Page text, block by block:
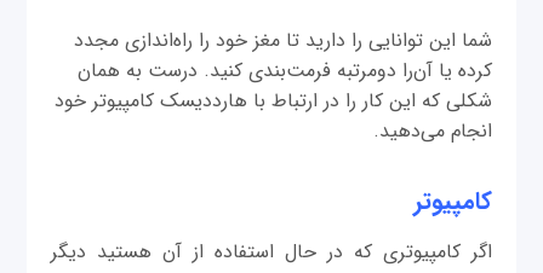
شما این توانایی را دارید تا مغز خود را راه‌اندازی مجدد
کرده یا آن‌را دومرتبه فرمت‌بندی کنید. درست به همان
شکلی که این کار را در ارتباط با هارددیسک کامپیوتر خود
انجام می‌دهید.
کامپیوتر
اگر کامپیوتری که در حال استفاده از آن هستید دیگر